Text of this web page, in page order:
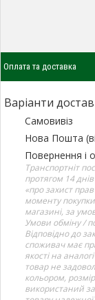
Оплата та доставка
Варіанти
Самовивіз
Нова Пошта
Повернення і
Транспортніт
протягом 14
«про захист
моменту
магазині, за
Умови обміну /
Відповідно до
споживач має
якості на
товар не
кольором,
використаний